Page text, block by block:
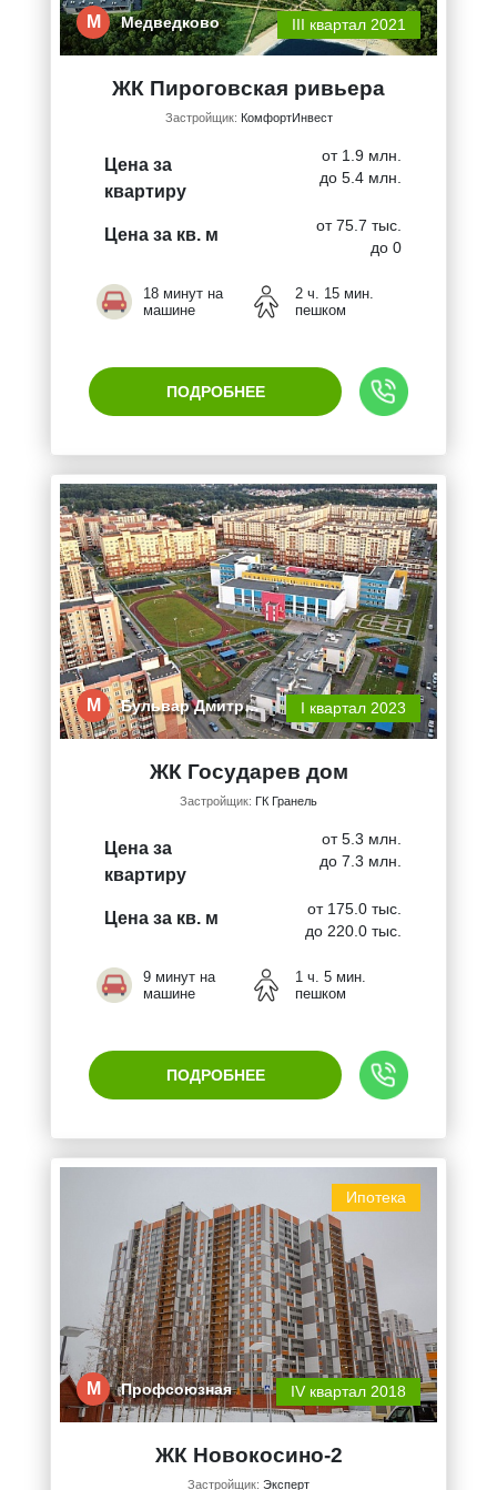
М Медведково III квартал 2021
ЖК Пироговская ривьера
Застройщик: КомфортИнвест
Цена за
квартиру
от 1.9 млн.
до 5.4 млн.
Цена за кв. м
от 75.7 тыс.
до 0
18 минут на
машине
2 ч. 15 мин.
пешком
ПОДРОБНЕЕ
М Бульвар Дмитр… I квартал 2023
ЖК Государев дом
Застройщик: ГК Гранель
Цена за
квартиру
от 5.3 млн.
до 7.3 млн.
Цена за кв. м
от 175.0 тыс.
до 220.0 тыс.
9 минут на
машине
1 ч. 5 мин.
пешком
ПОДРОБНЕЕ
Ипотека
М Профсоюзная IV квартал 2018
ЖК Новокосино-2
Застройщик: Эксперт